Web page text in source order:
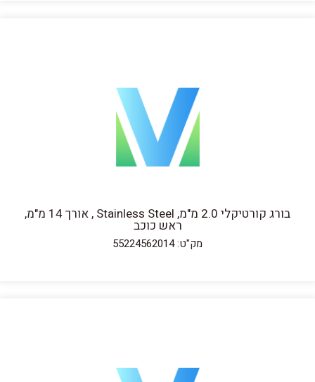
בורג קורטיקלי 2.0 מ"מ, Stainless Steel , אורך 14 מ"מ,
ראש כוכב
מק"ט: 55224562014